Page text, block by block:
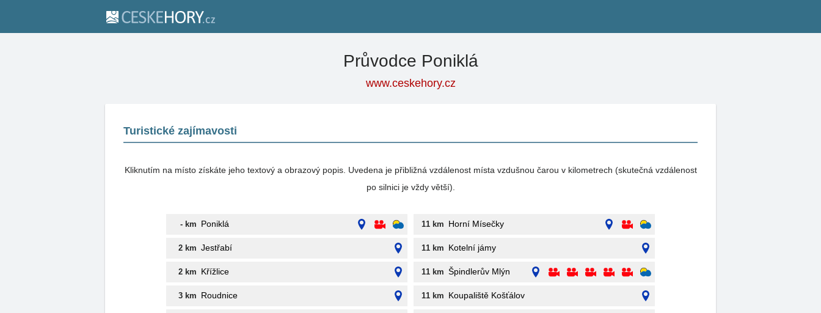
Průvodce Poniklá
www.ceskehory.cz
Turistické zajímavosti
Kliknutím na místo získáte jeho textový a obrazový popis. Uvedena je přibližná vzdálenost místa vzdušnou čarou v kilometrech (skutečná vzdálenost
po silnici je vždy větší).
- km Poniklá
2 km Jestřabí
2 km Křížlice
3 km Roudnice
11 km Horní Mísečky
11 km Kotelní jámy
11 km Špindlerův Mlýn
11 km Koupaliště Košťálov